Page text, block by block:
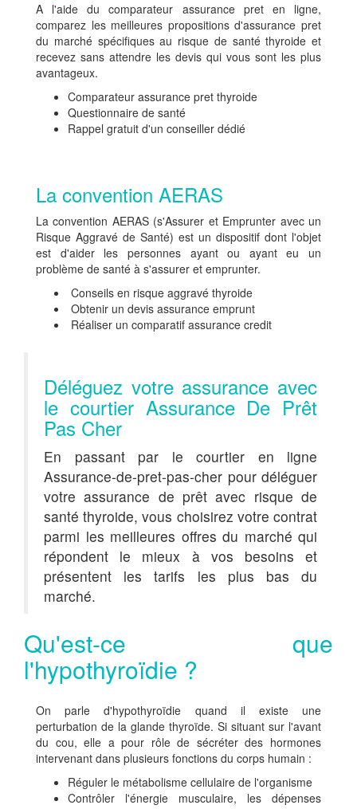
A l'aide du comparateur assurance pret en ligne,
comparez les meilleures propositions d'assurance pret
du marché spécifiques au risque de santé thyroide et
recevez sans attendre les devis qui vous sont les plus
avantageux.
Comparateur assurance pret thyroide
Questionnaire de santé
Rappel gratuit d'un conseiller dédié
La convention AERAS
La convention AERAS (s'Assurer et Emprunter avec un
Risque Aggravé de Santé) est un dispositif dont l'objet
est d'aider les personnes ayant ou ayant eu un
problème de santé à s'assurer et emprunter.
Conseils en risque aggravé thyroide
Obtenir un devis assurance emprunt
Réaliser un comparatif assurance credit
Déléguez votre assurance avec
le courtier Assurance De Prêt
Pas Cher
En passant par le courtier en ligne
Assurance-de-pret-pas-cher pour déléguer
votre assurance de prêt avec risque de
santé thyroide, vous choisirez votre contrat
parmi les meilleures offres du marché qui
répondent le mieux à vos besoins et
présentent les tarifs les plus bas du
marché.
Qu'est-ce que
l'hypothyroïdie ?
On parle d'hypothyroïdie quand il existe une
perturbation de la glande thyroïde. Si situant sur l'avant
du cou, elle a pour rôle de sécréter des hormones
intervenant dans plusieurs fonctions du corps humain :
Réguler le métabolisme cellulaire de l'organisme
Contrôler l'énergie musculaire, les dépenses